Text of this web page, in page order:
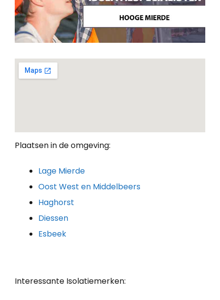
Plaatsen in de omgeving:
Lage Mierde
Oost West en Middelbeers
Haghorst
Diessen
Esbeek
Interessante Isolatiemerken: